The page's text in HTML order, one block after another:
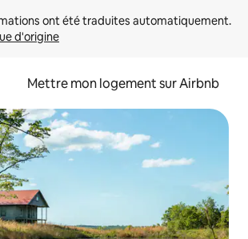
d'origine
Mettre mon logement sur Airbnb